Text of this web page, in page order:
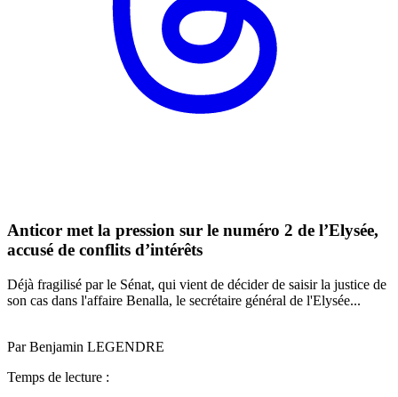
Anticor met la pression sur le numéro 2 de l’Elysée,
accusé de conflits d’intérêts
Déjà fragilisé par le Sénat, qui vient de décider de saisir la justice de
son cas dans l'affaire Benalla, le secrétaire général de l'Elysée...
Par Benjamin LEGENDRE
Temps de lecture :